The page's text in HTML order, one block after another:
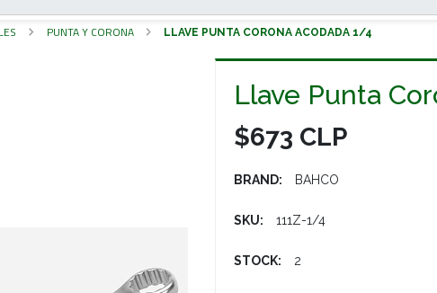
PUNTA Y CORONA LLAVE PUNTA CORONA ACODADA 1/4
Llave Punta
$673 CLP
BRAND: BAHCO
SKU: 111Z-1/4
STOCK: 2